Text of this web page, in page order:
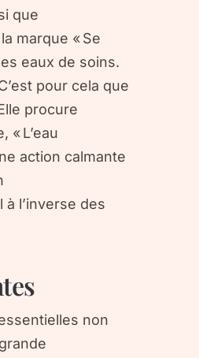
que
marque « Se
eaux de soins.
pour cela que
procure
L’eau
action calmante
l’inverse des
non